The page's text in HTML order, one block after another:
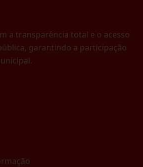
a transparência total e o acesso
garantindo a participação